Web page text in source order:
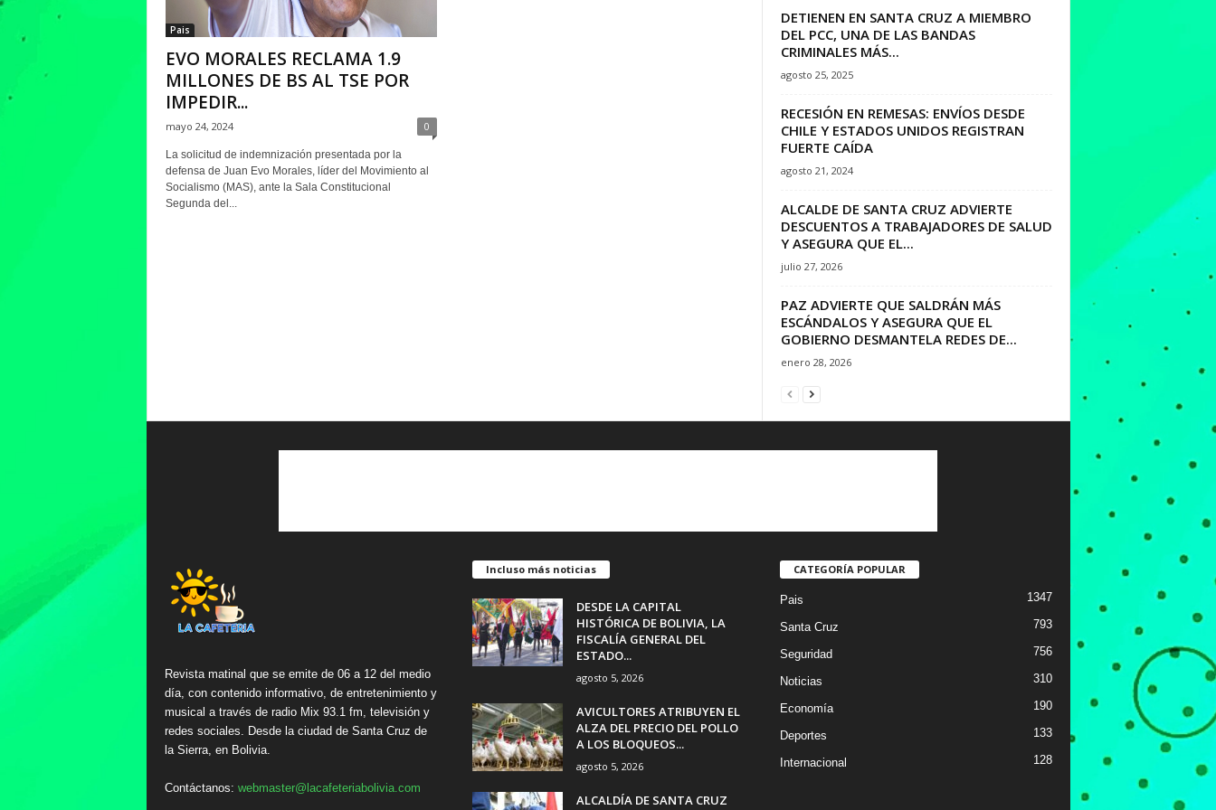
Pais
EVO MORALES RECLAMA 1.9
MILLONES DE BS AL TSE POR
IMPEDIR...
mayo 24, 2024 0
La solicitud de indemnización presentada por la
defensa de Juan Evo Morales, líder del Movimiento al
Socialismo (MAS), ante la Sala Constitucional
Segunda del...
DETIENEN EN SANTA CRUZ A MIEMBRO
DEL PCC, UNA DE LAS BANDAS
CRIMINALES MÁS...
agosto 25, 2025
RECESIÓN EN REMESAS: ENVÍOS DESDE
CHILE Y ESTADOS UNIDOS REGISTRAN
FUERTE CAÍDA
agosto 21, 2024
ALCALDE DE SANTA CRUZ ADVIERTE
DESCUENTOS A TRABAJADORES DE SALUD
Y ASEGURA QUE EL...
julio 27, 2026
PAZ ADVIERTE QUE SALDRÁN MÁS
ESCÁNDALOS Y ASEGURA QUE EL
GOBIERNO DESMANTELA REDES DE...
enero 28, 2026
Revista matinal que se emite de 06 a 12 del medio
día, con contenido informativo, de entretenimiento y
musical a través de radio Mix 93.1 fm, televisión y
redes sociales. Desde la ciudad de Santa Cruz de
la Sierra, en Bolivia.
Contáctanos: webmaster@lacafeteriabolivia.com
Incluso más noticias
DESDE LA CAPITAL
HISTÓRICA DE BOLIVIA, LA
FISCALÍA GENERAL DEL
ESTADO...
agosto 5, 2026
AVICULTORES ATRIBUYEN EL
ALZA DEL PRECIO DEL POLLO
A LOS BLOQUEOS...
agosto 5, 2026
ALCALDÍA DE SANTA CRUZ
CATEGORÍA POPULAR
Pais 1347
Santa Cruz 793
Seguridad 756
Noticias 310
Economía 190
Deportes 133
Internacional 128